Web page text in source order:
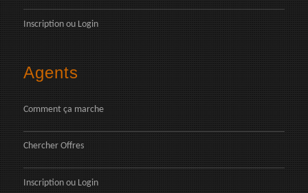
Inscription ou Login
Agents
Comment ça marche
Chercher Offres
Inscription ou Login